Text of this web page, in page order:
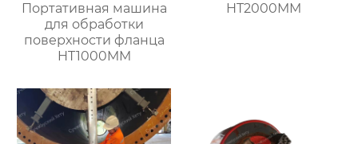
Портативная машина
для обработки
поверхности фланца
HT1000MM
HT2000MM